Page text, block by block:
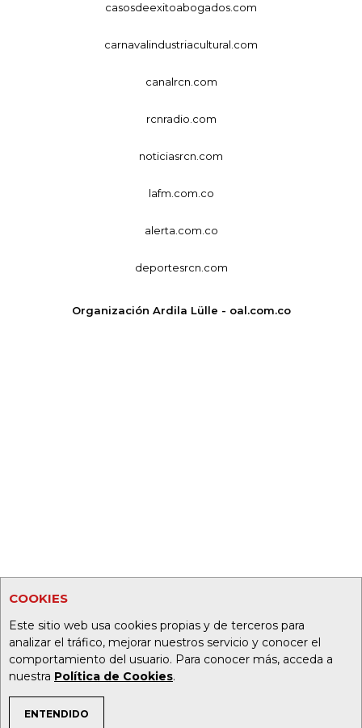
COOKIES
Este sitio web usa cookies propias y de terceros para
analizar el tráfico, mejorar nuestros servicio y conocer el
comportamiento del usuario. Para conocer más, acceda a
nuestra Política de Cookies.
ENTENDIDO
casosdeexitoabogados.com
carnavalindustriacultural.com
canalrcn.com
rcnradio.com
noticiasrcn.com
lafm.com.co
alerta.com.co
deportesrcn.com
Organización Ardila Lülle - oal.com.co